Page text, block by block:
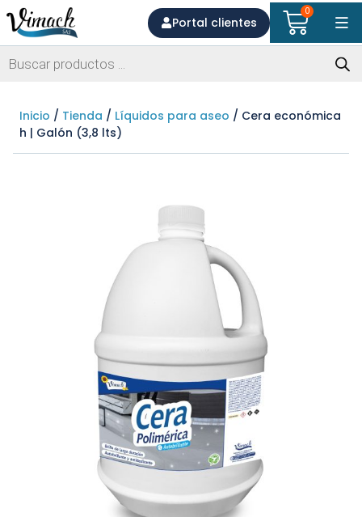
Portal clientes
0
Inicio / Tienda / Líquidos para aseo / Cera económica
h | Galón (3,8 lts)